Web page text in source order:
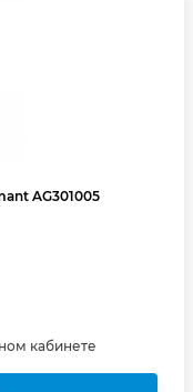
AG301005
кабинете